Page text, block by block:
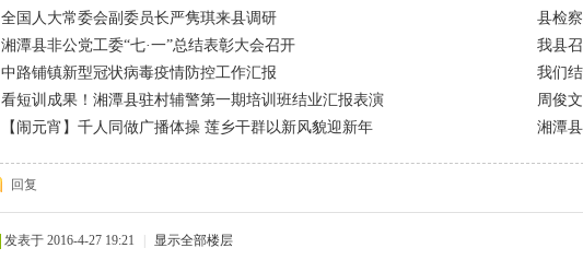
全国人大常委会副委员长严隽琪来县调研
县检
湘潭县非公党工委“七·一”总结表彰大会召开
我县
中路铺镇新型冠状病毒疫情防控工作汇报
我们
看短训成果！湘潭县驻村辅警第一期培训班结业汇报表演
周俊
【闹元宵】千人同做广播体操 莲乡干群以新风貌迎新年
湘潭
回复
发表于 2016-4-27 19:21 显示全部楼层